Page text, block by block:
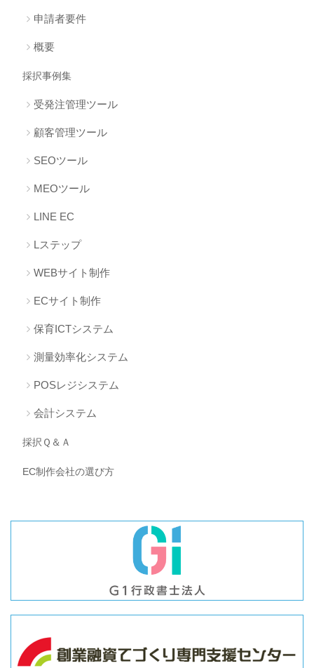
申請者要件
概要
採択事例集
受発注管理ツール
顧客管理ツール
SEOツール
MEOツール
LINE EC
Lステップ
WEBサイト制作
ECサイト制作
保育ICTシステム
測量効率化システム
POSレジシステム
会計システム
採択Ｑ＆Ａ
EC制作会社の選び方